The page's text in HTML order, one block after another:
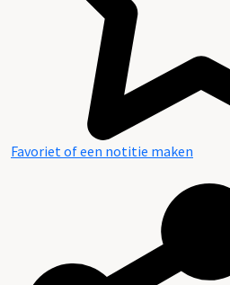
Favoriet of een notitie maken